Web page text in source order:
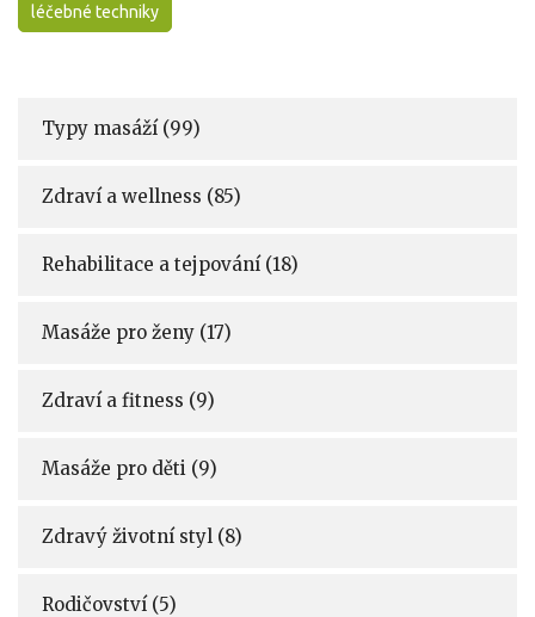
léčebné techniky
Typy masáží (99)
Zdraví a wellness (85)
Rehabilitace a tejpování (18)
Masáže pro ženy (17)
Zdraví a fitness (9)
Masáže pro děti (9)
Zdravý životní styl (8)
Rodičovství (5)